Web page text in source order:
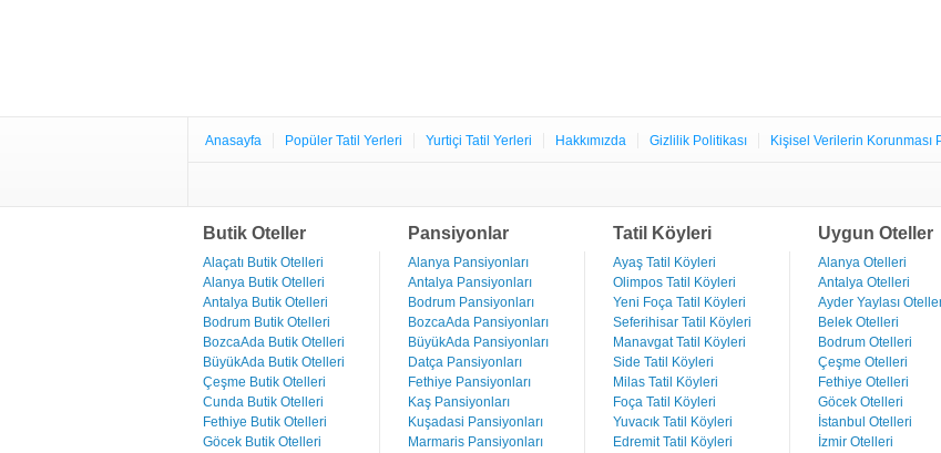
Anasayfa Popüler Tatil Yerleri Yurtiçi Tatil Yerleri Hakkımızda Gizlilik Politikası Kişisel Verilerin Korunması
Butik Oteller
Alaçatı Butik Otelleri
Alanya Butik Otelleri
Antalya Butik Otelleri
Bodrum Butik Otelleri
BozcaAda Butik Otelleri
BüyükAda Butik Otelleri
Çeşme Butik Otelleri
Cunda Butik Otelleri
Fethiye Butik Otelleri
Göcek Butik Otelleri
Pansiyonlar
Alanya Pansiyonları
Antalya Pansiyonları
Bodrum Pansiyonları
BozcaAda Pansiyonları
BüyükAda Pansiyonları
Datça Pansiyonları
Fethiye Pansiyonları
Kaş Pansiyonları
Kuşadasi Pansiyonları
Marmaris Pansiyonları
Tatil Köyleri
Ayaş Tatil Köyleri
Olimpos Tatil Köyleri
Yeni Foça Tatil Köyleri
Seferihisar Tatil Köyleri
Manavgat Tatil Köyleri
Side Tatil Köyleri
Milas Tatil Köyleri
Foça Tatil Köyleri
Yuvacık Tatil Köyleri
Edremit Tatil Köyleri
Uygun Oteller
Alanya Otelleri
Antalya Otelleri
Ayder Yaylası
Belek Otelleri
Bodrum Otelleri
Çeşme Otelleri
Fethiye Otelleri
Göcek Otelleri
İstanbul Otelleri
İzmir Otelleri